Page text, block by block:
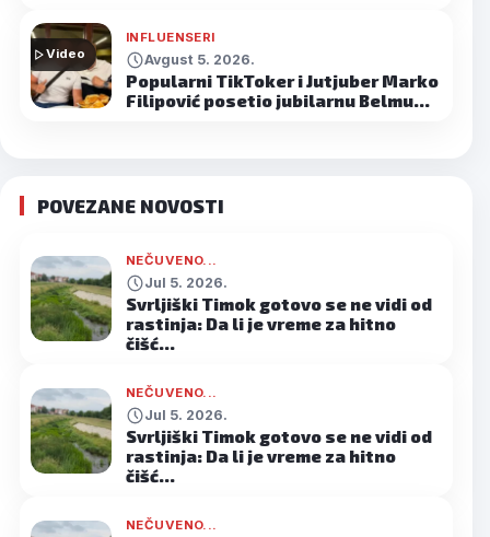
Video
INFLUENSERI
Avgust 5. 2026.
Popularni TikToker i Jutjuber Marko
Filipović posetio jubilarnu Belmu…
POVEZANE NOVOSTI
NEČUVENO...
Jul 5. 2026.
Svrljiški Timok gotovo se ne vidi od
rastinja: Da li je vreme za hitno
čišć…
NEČUVENO...
Jul 5. 2026.
Svrljiški Timok gotovo se ne vidi od
rastinja: Da li je vreme za hitno
čišć…
NEČUVENO...